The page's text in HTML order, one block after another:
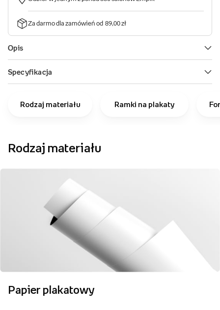
Rodzaj materiału Ramki na plakaty
Rodzaj materiału
Papier plakatowy